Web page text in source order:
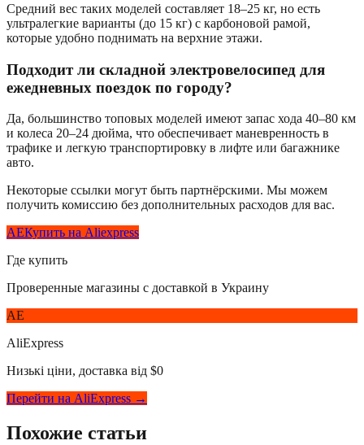
Средний вес таких моделей составляет 18–25 кг, но есть
ультралегкие варианты (до 15 кг) с карбоновой рамой,
которые удобно поднимать на верхние этажи.
Подходит ли складной электровелосипед для
ежедневных поездок по городу?
Да, большинство топовых моделей имеют запас хода 40–80 км
и колеса 20–24 дюйма, что обеспечивает маневренность в
трафике и легкую транспортировку в лифте или багажнике
авто.
Некоторые ссылки могут быть партнёрскими. Мы можем
получить комиссию без дополнительных расходов для вас.
AEКупить на Aliexpress
Где купить
Проверенные магазины с доставкой в Украину
AE
AliExpress
Низькі ціни, доставка від $0
Перейти на AliExpress →
Похожие статьи